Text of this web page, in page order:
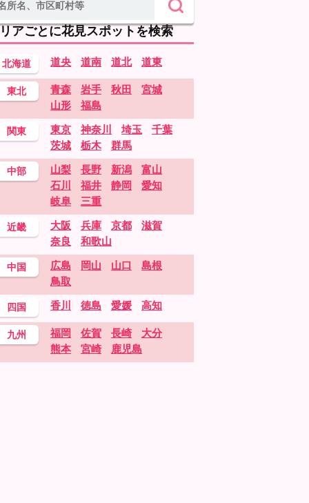
アごとに花見スポットを検索
北海道 道央 道南 道北 道東
東北 青森 岩手 秋田
宮城
山形
福島
関東 東京 神奈川 埼玉
千葉
茨城
栃木 群馬
中部 山梨 長野 新潟
富山
石川
福井 静岡
愛知
岐阜
三重
近畿 大阪 兵庫 京都
滋賀
奈良
和歌山
中国 広島 岡山 山口
島根
鳥取
四国 香川 徳島 愛媛 高知
九州 福岡 佐賀 長崎
大分
熊本
宮崎 鹿児島